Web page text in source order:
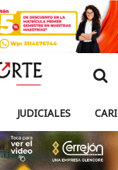
JUDICIALES